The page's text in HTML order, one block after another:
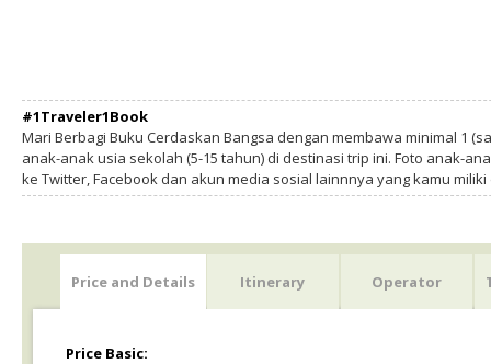
#1Traveler1Book
Mari Berbagi Buku Cerdaskan Bangsa dengan membawa minimal 1
anak-anak usia sekolah (5-15 tahun) di destinasi trip ini. Foto anak-
ke Twitter, Facebook dan akun media sosial lainnnya yang kamu
Price and Details Itinerary Operator
Price Basic: